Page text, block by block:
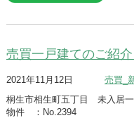
売買一戸建てのご紹
2021年11月12日
売買_
桐生市相生町五丁目 未入居
物件 ：No.2394